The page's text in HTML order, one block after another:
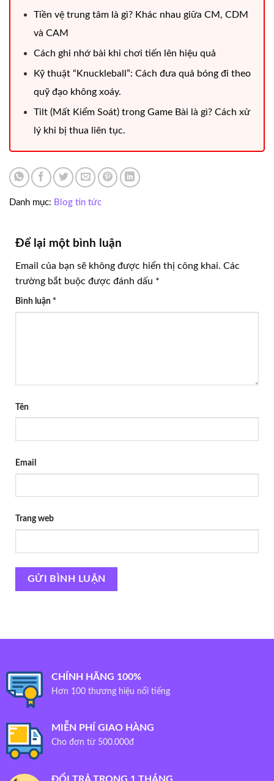
Tiền vệ trung tâm là gì? Khác nhau giữa CM, CDM
và CAM
Cách ghi nhớ bài khi chơi tiến lên hiệu quả
Kỹ thuật “Knuckleball”: Cách đưa quả bóng đi theo
quỹ đạo không xoáy.
Tilt (Mất Kiểm Soát) trong Game Bài là gì? Cách xử
lý khi bị thua liên tục.
Danh mục: Blog tin tức
Để lại một bình luận
Email của bạn sẽ không được hiển thị công khai. Các
trường bắt buộc được đánh dấu *
Bình luận *
Tên
Email
Trang web
CHÍNH HÃNG 100%
Hơn 100 thương hiệu nổi tiếng
MIỄN PHÍ GIAO HÀNG
Cho đơn từ 500.000đ
ĐỔI TRẢ TRONG 1 THÁNG